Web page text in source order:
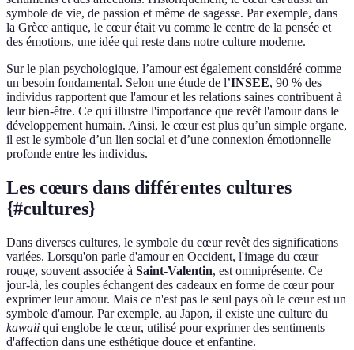
symbole de vie, de passion et même de sagesse. Par exemple, dans
la Grèce antique, le cœur était vu comme le centre de la pensée et
des émotions, une idée qui reste dans notre culture moderne.
Sur le plan psychologique, l’amour est également considéré comme
un besoin fondamental. Selon une étude de l’INSEE, 90 % des
individus rapportent que l'amour et les relations saines contribuent à
leur bien-être. Ce qui illustre l'importance que revêt l'amour dans le
développement humain. Ainsi, le cœur est plus qu’un simple organe,
il est le symbole d’un lien social et d’une connexion émotionnelle
profonde entre les individus.
Les cœurs dans différentes cultures
{#cultures}
Dans diverses cultures, le symbole du cœur revêt des significations
variées. Lorsqu'on parle d'amour en Occident, l'image du cœur
rouge, souvent associée à Saint-Valentin, est omniprésente. Ce
jour-là, les couples échangent des cadeaux en forme de cœur pour
exprimer leur amour. Mais ce n'est pas le seul pays où le cœur est un
symbole d'amour. Par exemple, au Japon, il existe une culture du
kawaii qui englobe le cœur, utilisé pour exprimer des sentiments
d'affection dans une esthétique douce et enfantine.